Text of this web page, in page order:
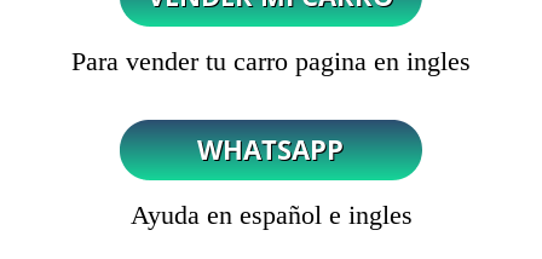
Para vender tu carro pagina en ingles
Ayuda en español e ingles